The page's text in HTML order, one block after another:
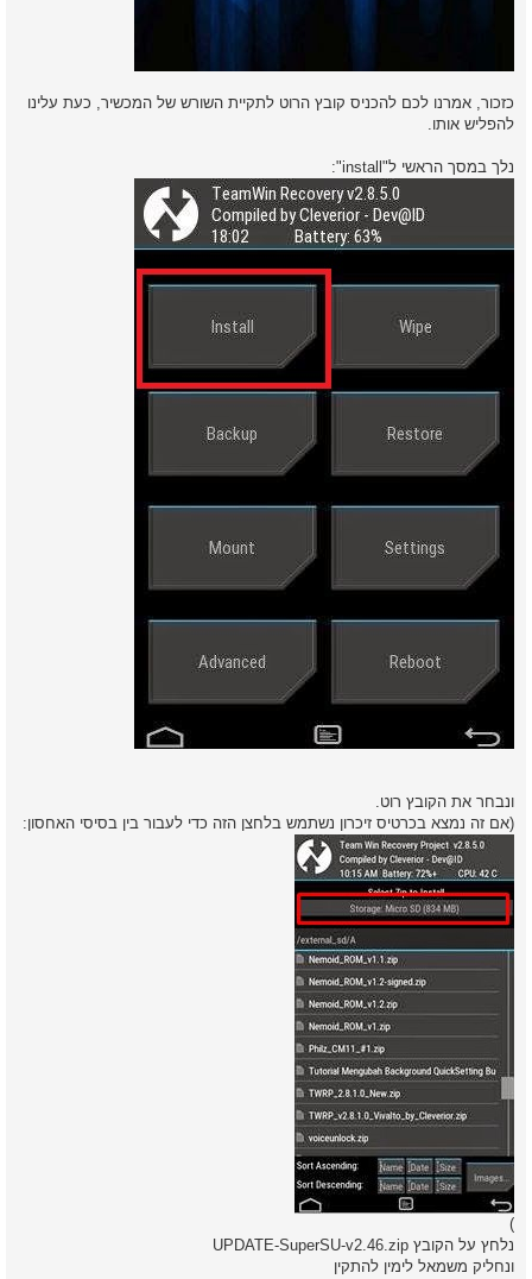
כזכור, אמרנו לכם להכניס קובץ הרוט לתקיית השורש של המכשיר, כעת עלינו
להפליש אותו.
נלך במסך הראשי ל"install":
ונבחר את הקובץ רוט.
(אם זה נמצא בכרטיס זיכרון נשתמש בלחצן הזה כדי לעבור בין בסיסי האחסון:
)
נלחץ על הקובץ UPDATE-SuperSU-v2.46.zip
ונחליק משמאל לימין להתקין